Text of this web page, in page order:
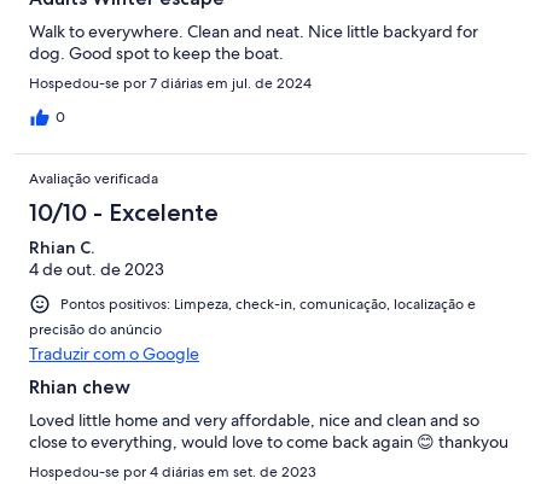
Walk to everywhere. Clean and neat. Nice little backyard for
dog. Good spot to keep the boat.
Hospedou-se por 7 diárias em jul. de 2024
0
Avaliação verificada
10/10 - Excelente
Rhian C.
4 de out. de 2023
Pontos positivos: Limpeza, check-in, comunicação, localização e
precisão do anúncio
Traduzir com o Google
Rhian chew
Loved little home and very affordable, nice and clean and so
close to everything, would love to come back again 😊 thankyou
Hospedou-se por 4 diárias em set. de 2023